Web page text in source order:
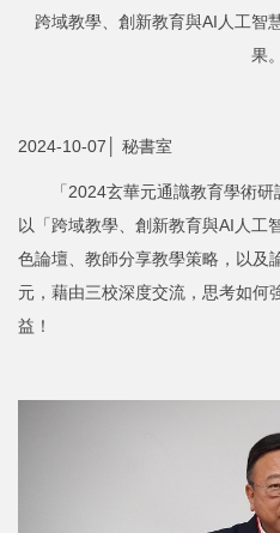
跨域教學、創新教育與AI人工智
果。
2024-10-07│ 秘書室
「2024玄華元通識教育學術研
以「跨域教學、創新教育與AI人工
色論壇、教師分享教學策略，以及
元，藉由三校深度交流，思考如何
益！